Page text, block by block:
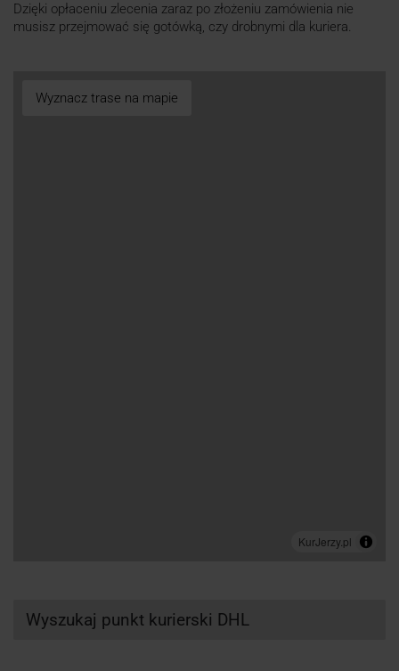
Dzięki opłaceniu zlecenia zaraz po złożeniu zamówienia nie
musisz przejmować się gotówką, czy drobnymi dla kuriera.
Wyznacz trase na mapie
Wyszukaj punkt kurierski DHL